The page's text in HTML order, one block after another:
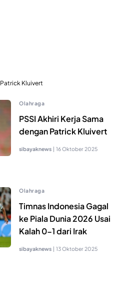
Patrick Kluivert
Olahraga
PSSI Akhiri Kerja Sama
dengan Patrick Kluivert
sibayaknews | 16 Oktober 2025
Olahraga
Timnas Indonesia Gagal
ke Piala Dunia 2026 Usai
Kalah 0-1 dari Irak
sibayaknews | 13 Oktober 2025